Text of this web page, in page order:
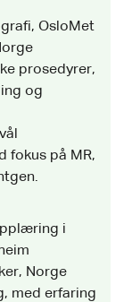
OsloMet
prosedyrer,
og
fokus på MR,
i
Norge
med erfaring